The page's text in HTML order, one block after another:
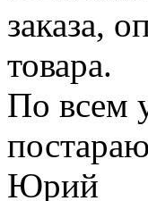
заказа,
товара.
По всем
Юрий